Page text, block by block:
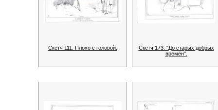
Скетч 111. Плохо с головой.
Скетч 173. "До старых добрых
времён".